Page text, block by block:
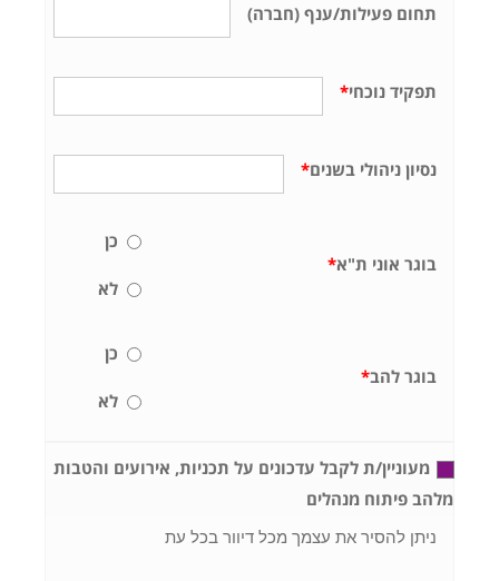
תחום פעילות/ענף (חברה)
*תפקיד נוכחי
*נסיון ניהולי בשנים
*בוגר אוני ת"א
כן
לא
*בוגר להב
כן
לא
מעוניין/ת לקבל עדכונים על תכניות, אירועים והטבות
מלהב פיתוח מנהלים
ניתן להסיר את עצמך מכל דיוור בכל עת